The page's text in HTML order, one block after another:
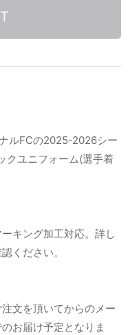
ルFCの2025-2026シー
クユニフォーム(選手着
キング加工対応。詳し
ください。
文を頂いてからのメー
お届け予定となりま